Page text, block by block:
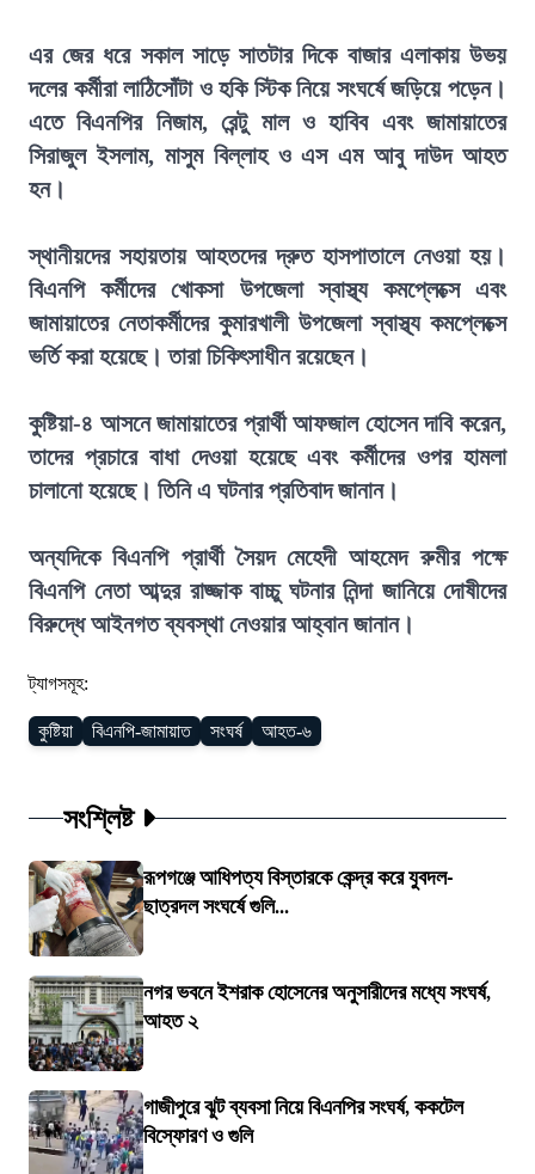
এর জের ধরে সকাল সাড়ে সাতটার দিকে বাজার এলাকায় উভয়
দলের কর্মীরা লাঠিসোঁটা ও হকি স্টিক নিয়ে সংঘর্ষে জড়িয়ে পড়েন।
এতে বিএনপির নিজাম, রেন্টু মাল ও হাবিব এবং জামায়াতের
সিরাজুল ইসলাম, মাসুম বিল্লাহ ও এস এম আবু দাউদ আহত
হন।
স্থানীয়দের সহায়তায় আহতদের দ্রুত হাসপাতালে নেওয়া হয়।
বিএনপি কর্মীদের খোকসা উপজেলা স্বাস্থ্য কমপ্লেক্সে এবং
জামায়াতের নেতাকর্মীদের কুমারখালী উপজেলা স্বাস্থ্য কমপ্লেক্সে
ভর্তি করা হয়েছে। তারা চিকিৎসাধীন রয়েছেন।
কুষ্টিয়া-৪ আসনে জামায়াতের প্রার্থী আফজাল হোসেন দাবি করেন,
তাদের প্রচারে বাধা দেওয়া হয়েছে এবং কর্মীদের ওপর হামলা
চালানো হয়েছে। তিনি এ ঘটনার প্রতিবাদ জানান।
অন্যদিকে বিএনপি প্রার্থী সৈয়দ মেহেদী আহমেদ রুমীর পক্ষে
বিএনপি নেতা আব্দুর রাজ্জাক বাচ্চু ঘটনার নিন্দা জানিয়ে দোষীদের
বিরুদ্ধে আইনগত ব্যবস্থা নেওয়ার আহ্বান জানান।
ট্যাগসমূহ:
কুষ্টিয়া বিএনপি-জামায়াত সংঘর্ষ আহত-৬
সংশ্লিষ্ট
রূপগঞ্জে আধিপত্য বিস্তারকে কেন্দ্র করে যুবদল-
ছাত্রদল সংঘর্ষে গুলি...
নগর ভবনে ইশরাক হোসেনের অনুসারীদের মধ্যে সংঘর্ষ,
আহত ২
গাজীপুরে ঝুট ব্যবসা নিয়ে বিএনপির সংঘর্ষ, ককটেল
বিস্ফোরণ ও গুলি